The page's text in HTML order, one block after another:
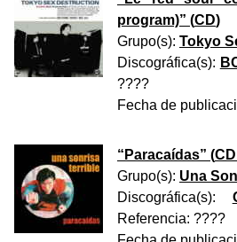
program)” (CD)
Grupo(s): Tokyo
Discográfica(s):
????
Fecha de
“ Paracaídas” (
Grupo(s): Una
Discográfica(s):
Referencia: ????